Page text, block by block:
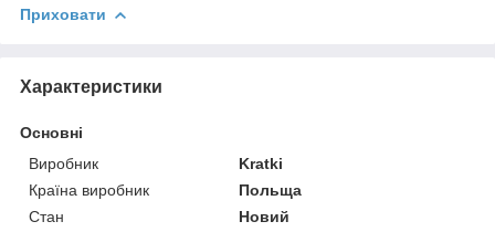
Приховати
Характеристики
Основні
Виробник
Kratki
Країна виробник
Польща
Стан
Новий